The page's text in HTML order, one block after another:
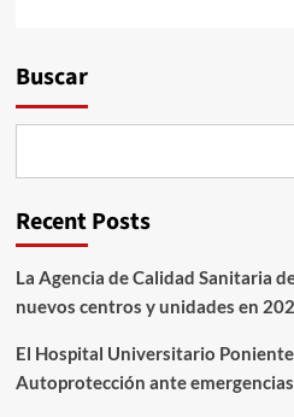
Buscar
Recent Posts
La Agencia de Calidad Sanitaria
nuevos centros y unidades en
El Hospital Universitario
Autoprotección ante emergencias